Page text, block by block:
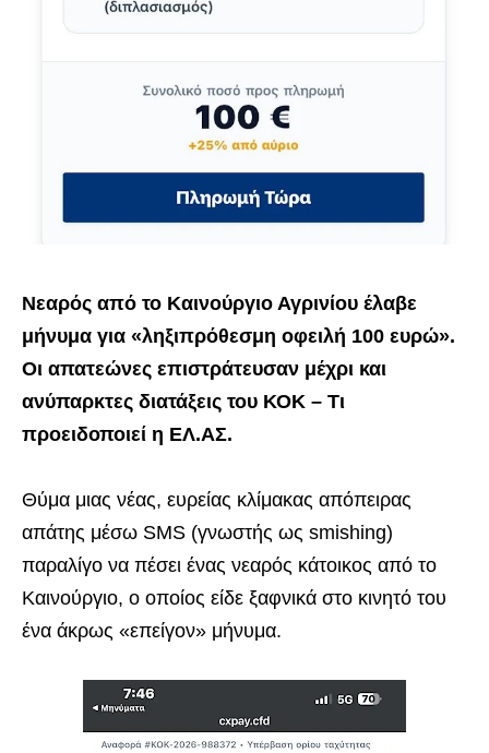
Νεαρός από το Καινούργιο Αγρινίου έλαβε
μήνυμα για «ληξιπρόθεσμη οφειλή 100 ευρώ».
Οι απατεώνες επιστράτευσαν μέχρι και
ανύπαρκτες διατάξεις του ΚΟΚ – Τι
προειδοποιεί η ΕΛ.ΑΣ.
Θύμα μιας νέας, ευρείας κλίμακας απόπειρας
απάτης μέσω SMS (γνωστής ως smishing)
παραλίγο να πέσει ένας νεαρός κάτοικος από το
Καινούργιο, ο οποίος είδε ξαφνικά στο κινητό του
ένα άκρως «επείγον» μήνυμα.